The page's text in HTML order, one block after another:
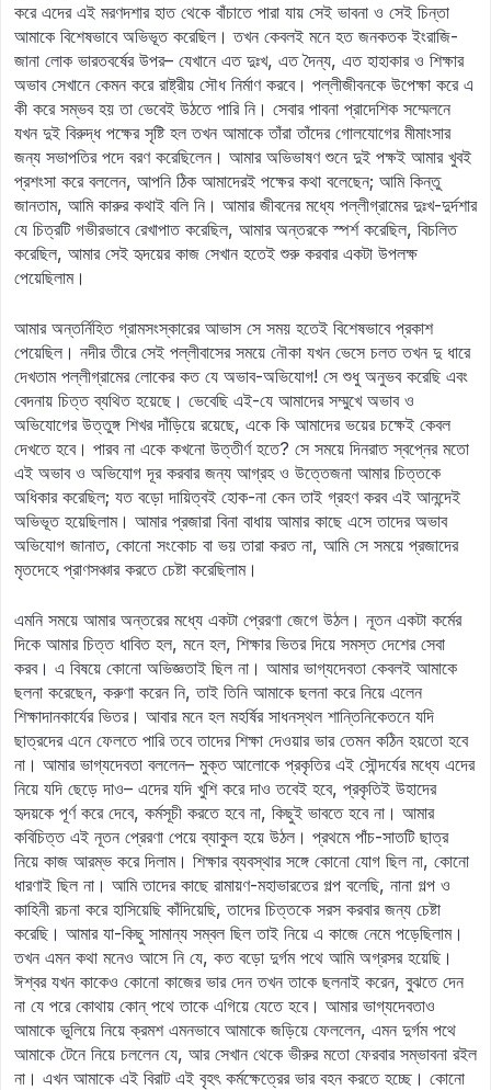
করে এদের এই মরণদশার হাত থেকে বাঁচাতে পারা যায় সেই ভাবনা ও সেই চিন্তা
আমাকে বিশেষভাবে অভিভূত করেছিল। তখন কেবলই মনে হত জনকতক ইংরাজি-
জানা লোক ভারতবর্ষের উপর– যেখানে এত দুঃখ, এত দৈন্য, এত হাহাকার ও শিক্ষার
অভাব সেখানে কেমন করে রাষ্ট্রীয় সৌধ নির্মাণ করবে। পল্লীজীবনকে উপেক্ষা করে এ
কী করে সম্ভব হয় তা ভেবেই উঠতে পারি নি। সেবার পাবনা প্রাদেশিক সম্মেলনে
যখন দুই বিরুদ্ধ পক্ষের সৃষ্টি হল তখন আমাকে তাঁরা তাঁদের গোলযোগের মীমাংসার
জন্য সভাপতির পদে বরণ করেছিলেন। আমার অভিভাষণ শুনে দুই পক্ষই আমার খুবই
প্রশংসা করে বললেন, আপনি ঠিক আমাদেরই পক্ষের কথা বলেছেন; আমি কিন্তু
জানতাম, আমি কারুর কথাই বলি নি। আমার জীবনের মধ্যে পল্লীগ্রামের দুঃখ-দুর্দশার
যে চিত্রটি গভীরভাবে রেখাপাত করেছিল, আমার অন্তরকে স্পর্শ করেছিল, বিচলিত
করেছিল, আমার সেই হৃদয়ের কাজ সেখান হতেই শুরু করবার একটা উপলক্ষ
পেয়েছিলাম।
আমার অন্তর্নিহিত গ্রামসংস্কারের আভাস সে সময় হতেই বিশেষভাবে প্রকাশ
পেয়েছিল। নদীর তীরে সেই পল্লীবাসের সময়ে নৌকা যখন ভেসে চলত তখন দু ধারে
দেখতাম পল্লীগ্রামের লোকের কত যে অভাব-অভিযোগ! সে শুধু অনুভব করেছি এবং
বেদনায় চিত্ত ব্যথিত হয়েছে। ভেবেছি এই-যে আমাদের সম্মুখে অভাব ও
অভিযোগের উত্তুঙ্গ শিখর দাঁড়িয়ে রয়েছে, একে কি আমাদের ভয়ের চক্ষেই কেবল
দেখতে হবে। পারব না একে কখনো উত্তীর্ণ হতে? সে সময়ে দিনরাত স্বপ্নের মতো
এই অভাব ও অভিযোগ দূর করবার জন্য আগ্রহ ও উত্তেজনা আমার চিত্তকে
অধিকার করেছিল; যত বড়ো দায়িত্বই হোক-না কেন তাই গ্রহণ করব এই আনন্দেই
অভিভূত হয়েছিলাম। আমার প্রজারা বিনা বাধায় আমার কাছে এসে তাদের অভাব
অভিযোগ জানাত, কোনো সংকোচ বা ভয় তারা করত না, আমি সে সময়ে প্রজাদের
মৃতদেহে প্রাণসঞ্চার করতে চেষ্টা করেছিলাম।
এমনি সময়ে আমার অন্তরের মধ্যে একটা প্রেরণা জেগে উঠল। নূতন একটা কর্মের
দিকে আমার চিত্ত ধাবিত হল, মনে হল, শিক্ষার ভিতর দিয়ে সমস্ত দেশের সেবা
করব। এ বিষয়ে কোনো অভিজ্ঞতাই ছিল না। আমার ভাগ্যদেবতা কেবলই আমাকে
ছলনা করেছেন, করুণা করেন নি, তাই তিনি আমাকে ছলনা করে নিয়ে এলেন
শিক্ষাদানকার্যের ভিতর। আবার মনে হল মহর্ষির সাধনস্থল শান্তিনিকেতনে যদি
ছাত্রদের এনে ফেলতে পারি তবে তাদের শিক্ষা দেওয়ার ভার তেমন কঠিন হয়তো হবে
না। আমার ভাগ্যদেবতা বললেন– মুক্ত আলোকে প্রকৃতির এই সৌন্দর্যের মধ্যে এদের
নিয়ে যদি ছেড়ে দাও– এদের যদি খুশি করে দাও তবেই হবে, প্রকৃতিই উহাদের
হৃদয়কে পূর্ণ করে দেবে, কর্মসূচী করতে হবে না, কিছুই ভাবতে হবে না। আমার
কবিচিত্ত এই নূতন প্রেরণা পেয়ে ব্যাকুল হয়ে উঠল। প্রথমে পাঁচ-সাতটি ছাত্র
নিয়ে কাজ আরম্ভ করে দিলাম। শিক্ষার ব্যবস্থার সঙ্গে কোনো যোগ ছিল না, কোনো
ধারণাই ছিল না। আমি তাদের কাছে রামায়ণ-মহাভারতের গল্প বলেছি, নানা গল্প ও
কাহিনী রচনা করে হাসিয়েছি কাঁদিয়েছি, তাদের চিত্তকে সরস করবার জন্য চেষ্টা
করেছি। আমার যা-কিছু সামান্য সম্বল ছিল তাই নিয়ে এ কাজে নেমে পড়েছিলাম।
তখন এমন কথা মনেও আসে নি যে, কত বড়ো দুর্গম পথে আমি অগ্রসর হয়েছি।
ঈশ্বর যখন কাকেও কোনো কাজের ভার দেন তখন তাকে ছলনাই করেন, বুঝতে দেন
না যে পরে কোথায় কোন্‌ পথে তাকে এগিয়ে যেতে হবে। আমার ভাগ্যদেবতাও
আমাকে ভুলিয়ে নিয়ে ক্রমশ এমনভাবে আমাকে জড়িয়ে ফেললেন, এমন দুর্গম পথে
আমাকে টেনে নিয়ে চললেন যে, আর সেখান থেকে ভীরুর মতো ফেরবার সম্ভাবনা রইল
না। এখন আমাকে এই বিরাট এই বৃহৎ কর্মক্ষেত্রের ভার বহন করতে হচ্ছে। কোনো